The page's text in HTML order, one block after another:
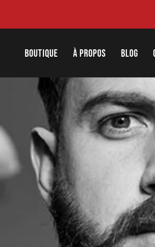
BOUTIQUE À PROPOS BLOG